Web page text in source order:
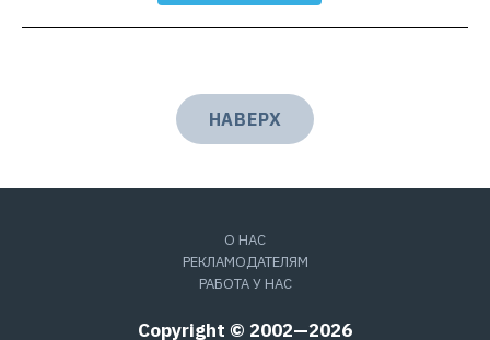
НАВЕРХ
О НАС
РЕКЛАМОДАТЕЛЯМ
РАБОТА У НАС
Copyright © 2002—2026